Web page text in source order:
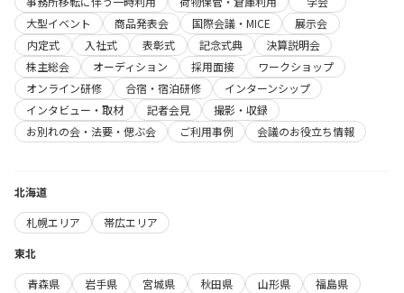
大型イベント
商品発表会 国際会議・MICE
展示会
内定式
入社式 表彰式 記念式典
決算説明会
株主総会
オーディション 採用面接
ワークショップ
オンライン研修
合宿・宿泊研修
インターンシップ
インタビュー・取材
記者会見
撮影・収録
お別れの会・法要・偲ぶ会
ご利用事例 会議のお役立ち情報
北海道
札幌エリア
帯広エリア
東北
青森県
岩手県 宮城県 秋田県 山形県
福島県